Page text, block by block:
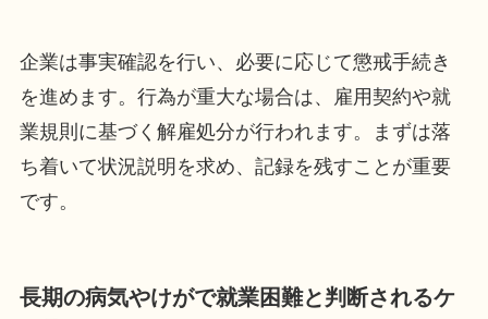
企業は事実確認を行い、必要に応じて懲戒手続き
を進めます。行為が重大な場合は、雇用契約や就
業規則に基づく解雇処分が行われます。まずは落
ち着いて状況説明を求め、記録を残すことが重要
です。
長期の病気やけがで就業困難と判断されるケ